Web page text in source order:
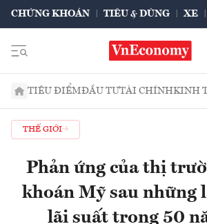
CHỨNG KHOÁN TIÊU & DÙNG XE
TIÊU ĐIỂMĐẦU TƯTÀI CHÍNHKINH
THẾ GIỚI
Phản ứng của thị
khoán Mỹ sau những
lãi suất trong 50